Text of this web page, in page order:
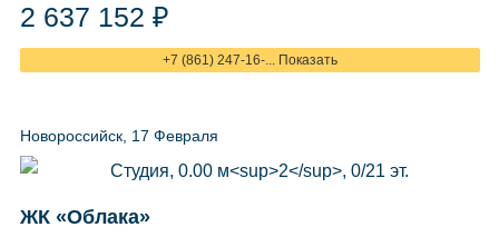
2 637 152 ₽
+7 (861) 247-16-... Показать
Новороссийск, 17 Февраля
ЖК «Облака»